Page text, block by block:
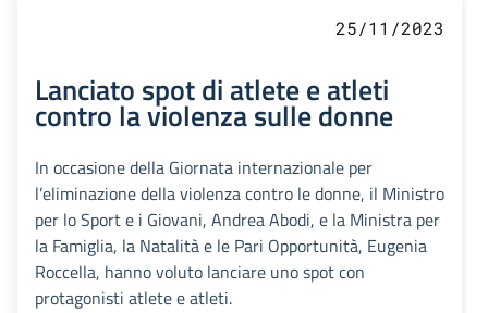
25/11/2023
Lanciato spot di atlete e atleti
contro la violenza sulle donne
In occasione della Giornata internazionale per
l’eliminazione della violenza contro le donne, il Ministro
per lo Sport e i Giovani, Andrea Abodi, e la Ministra per
la Famiglia, la Natalità e le Pari Opportunità, Eugenia
Roccella, hanno voluto lanciare uno spot con
protagonisti atlete e atleti.